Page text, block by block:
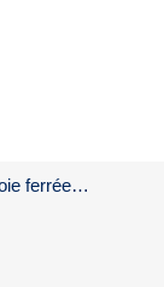
ferrée…